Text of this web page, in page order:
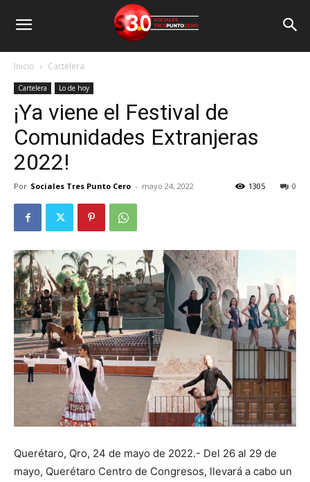
Inicio Cartelera
Cartelera Lo de hoy
¡Ya viene el Festival de
Comunidades Extranjeras
2022!
Por Sociales Tres Punto Cero - mayo 24, 2022 0
1305
Querétaro, Qro, 24 de mayo de 2022.- Del 26 al 29 de
mayo, Querétaro Centro de Congresos, llevará a cabo un